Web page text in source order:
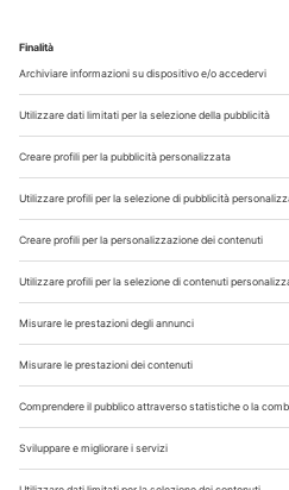
Chi Siamo
Contatti
Note Legali
Privacy